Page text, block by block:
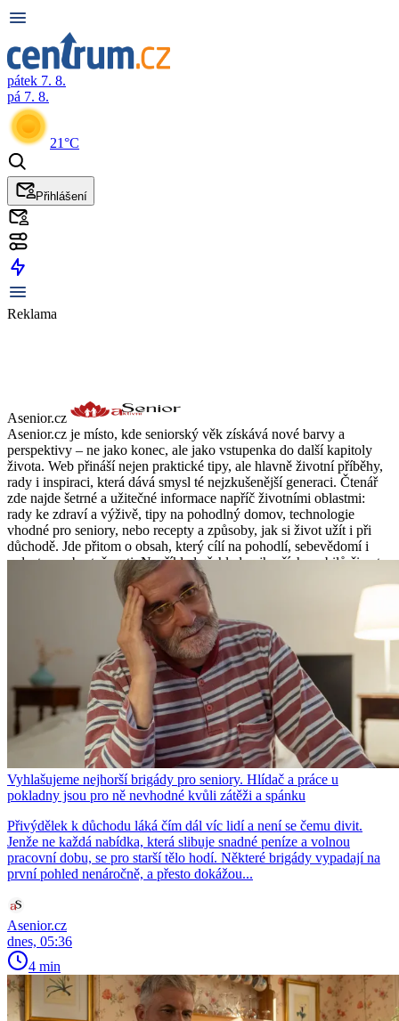
pátek 7. 8.
pá 7. 8.
21°C
Přihlášení
Reklama
Asenior.cz
Asenior.cz je místo, kde seniorský věk získává nové barvy a
perspektivy – ne jako konec, ale jako vstupenka do další kapitoly
života. Web přináší nejen praktické tipy, ale hlavně životní příběhy,
rady i inspiraci, která dává smysl té nejzkušenější generaci. Čtenář
zde najde šetrné a užitečné informace napříč životními oblastmi:
rady ke zdraví a výživě, tipy na pohodlný domov, technologie
vhodné pro seniory, nebo recepty a způsoby, jak si život užít i při
důchodě. Jde přitom o obsah, který cílí na pohodlí, sebevědomí i
radost ze sebestačnosti. Například přehled nejhorších mobilů či aut
pro seniory pomáhá vybírat bezpečně a s nadhledem . Nezřídka tu
najdete i osobní příběhy – od životních krizí po nové začátky.
Sebeuvědomělá autorka přiznává: „Život se rozpůlil na dvě části…
teď jde o to žít druhou polovinu tak, aby byla krásná“ . Texty často
mluví upřímně, ale s respektem a dávkou optimismu. Asenior.cz
není jen o seniorálních stereotypech – vybízí k aktivitě, sdílení a
hledání inspirace. Ať už je čtenář zajímá módní tipy nad šedesát,
vztahy s vnoučaty, nebo co znamená cítit se dobře ve svém těle, tu
najde podporu i pohotovou odpověď – trošku života navíc, trošku
lehkosti navyše.
Vyhlašujeme nejhorší brigády pro seniory. Hlídač a práce u
pokladny jsou pro ně nevhodné kvůli zátěži a spánku
Přivýdělek k důchodu láká čím dál víc lidí a není se čemu divit.
Jenže ne každá nabídka, která slibuje snadné peníze a volnou
pracovní dobu, se pro starší tělo hodí. Některé brigády vypadají na
první pohled nenáročně, a přesto dokážou...
Asenior.cz
dnes, 05:36
4 min